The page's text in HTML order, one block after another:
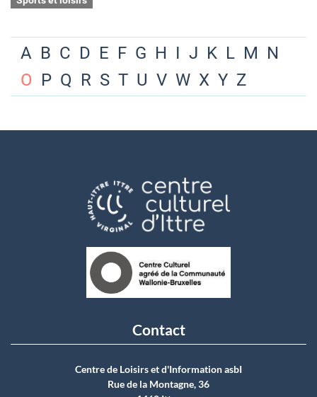
A B C D E F G H I J K L M N
O P Q R S T U V W X Y Z
Contact
Centre de Loisirs et d'Information asbI
Rue de la Montagne, 36